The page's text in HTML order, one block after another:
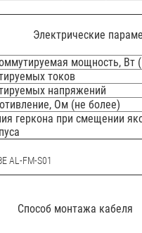
Электрические
мощность, Вт
токов
напряжений
Ом (не более)
геркона при смещении
AL-FM-S01
Способ монтажа кабеля